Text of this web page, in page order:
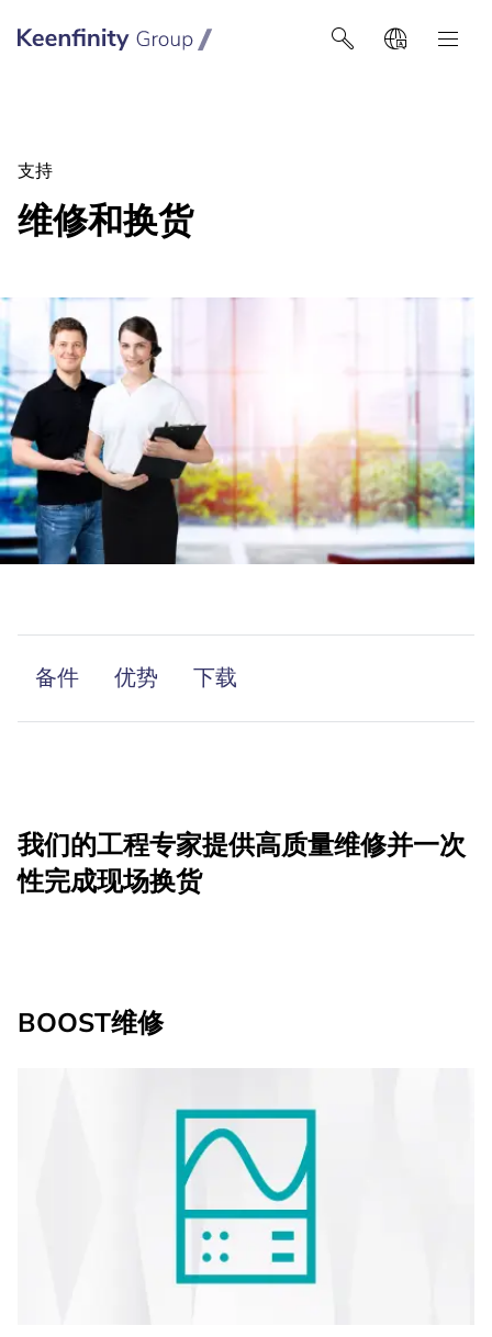
Keenfinity Group智慧建築技術
支持
维修和换货
备件 优势 下载
我们的工程专家提供高质量维修并一次
性完成现场换货
BOOST维修